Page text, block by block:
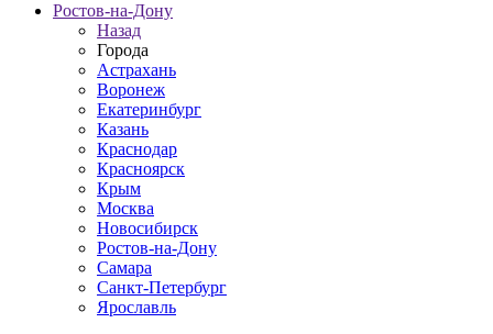
Ростов-на-Дону
Назад
Города
Астрахань
Воронеж
Екатеринбург
Казань
Краснодар
Красноярск
Крым
Москва
Новосибирск
Ростов-на-Дону
Самара
Санкт-Петербург
Ярославль